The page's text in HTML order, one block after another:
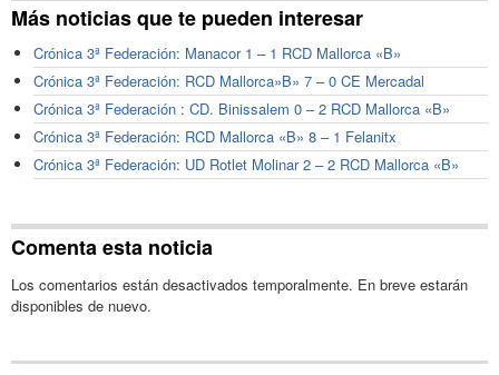
Más noticias que te pueden interesar
Crónica 3ª Federación: Manacor 1 – 1 RCD Mallorca «B»
Crónica 3ª Federación: RCD Mallorca»B» 7 – 0 CE Mercadal
Crónica 3ª Federación : CD. Binissalem 0 – 2 RCD Mallorca «B»
Crónica 3ª Federación: RCD Mallorca «B» 8 – 1 Felanitx
Crónica 3ª Federación: UD Rotlet Molinar 2 – 2 RCD Mallorca «B»
Comenta esta noticia
Los comentarios están desactivados temporalmente. En breve estarán
disponibles de nuevo.